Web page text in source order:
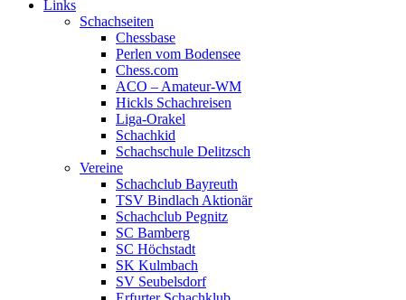
Links
Schachseiten
Chessbase
Perlen vom Bodensee
Chess.com
ACO – Amateur-WM
Hickls Schachreisen
Liga-Orakel
Schachkid
Schachschule Delitzsch
Vereine
Schachclub Bayreuth
TSV Bindlach Aktionär
Schachclub Pegnitz
SC Bamberg
SC Höchstadt
SK Kulmbach
SV Seubelsdorf